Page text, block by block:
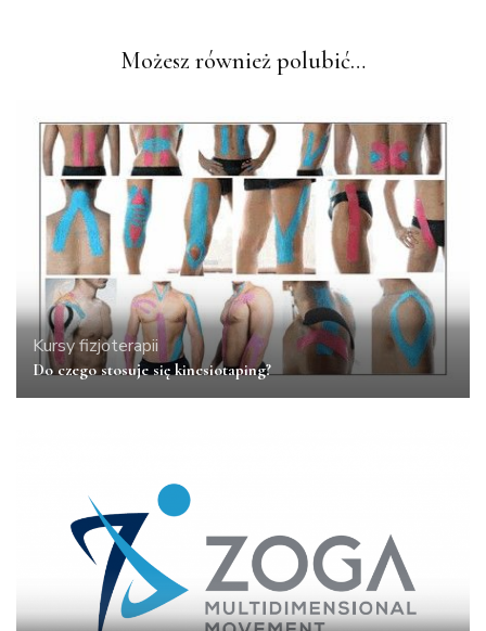
Możesz również polubić…
Kursy fizjoterapii
Do czego stosuje się kinesiotaping?